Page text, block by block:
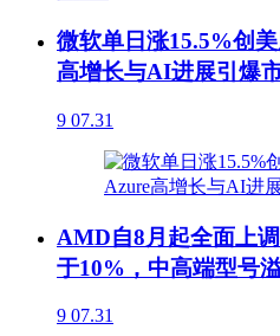
微软单日涨15.5%创
高增长与AI进展引爆
9 07.31
AMD自8月起全面上
于10%，中高端型号
9 07.31